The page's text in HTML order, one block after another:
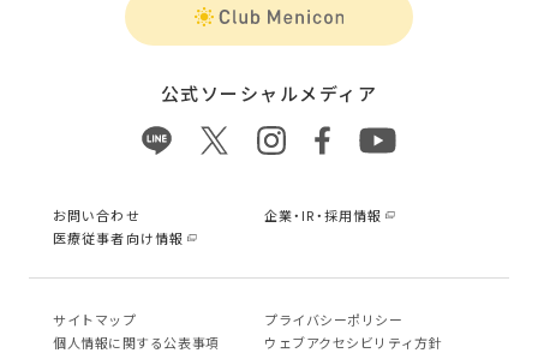
公式ソーシャルメディア
お問い合わせ
企業・IR・採用情報
医療従事者向け情報
サイトマップ
プライバシーポリシー
個⼈情報に関する公表事項
ウェブアクセシビリティ方針